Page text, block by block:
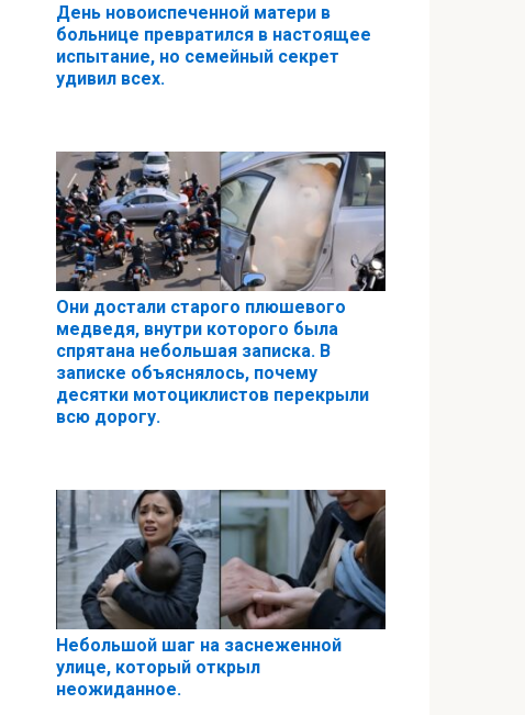
День новоиспеченной матери в
больнице превратился в настоящее
испытание, но семейный секрет
удивил всех.
Они достали старого плюшевого
медведя, внутри которого была
спрятана небольшая записка. В
записке объяснялось, почему
десятки мотоциклистов перекрыли
всю дорогу.
Небольшой шаг на заснеженной
улице, который открыл
неожиданное.